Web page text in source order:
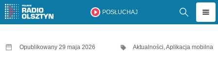
POSŁUCHAJ
Opublikowany 29 maja 2026 Aktualności,Aplikacja mobilna